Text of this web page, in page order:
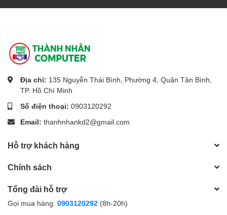
Địa chỉ: 135 Nguyễn Thái Bình, Phường 4, Quận Tân Bình,
TP. Hồ Chí Minh
Số điện thoại: 0903120292
Email: thanhnhankd2@gmail.com
Hỗ trợ khách hàng
Chính sách
Tổng đài hỗ trợ
Gọi mua hàng: 0903120292 (8h-20h)